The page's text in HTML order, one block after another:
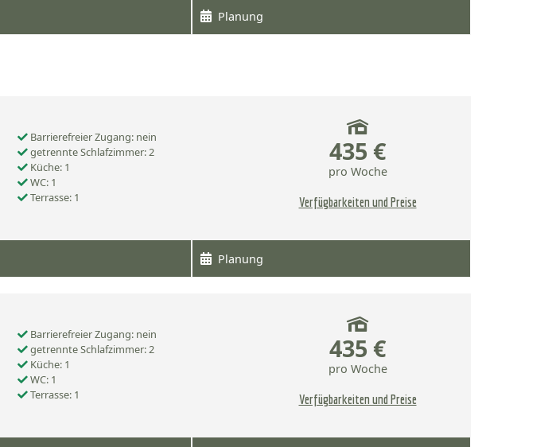
Planung
Barrierefreier Zugang: nein
getrennte Schlafzimmer: 2
Küche: 1
WC: 1
Terrasse: 1
435 €
pro Woche
Verfügbarkeiten und Preise
Planung
Barrierefreier Zugang: nein
getrennte Schlafzimmer: 2
Küche: 1
WC: 1
Terrasse: 1
435 €
pro Woche
Verfügbarkeiten und Preise